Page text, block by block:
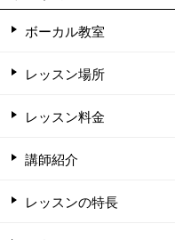
ボーカル教室
レッスン場所
レッスン料金
講師紹介
レッスンの特長